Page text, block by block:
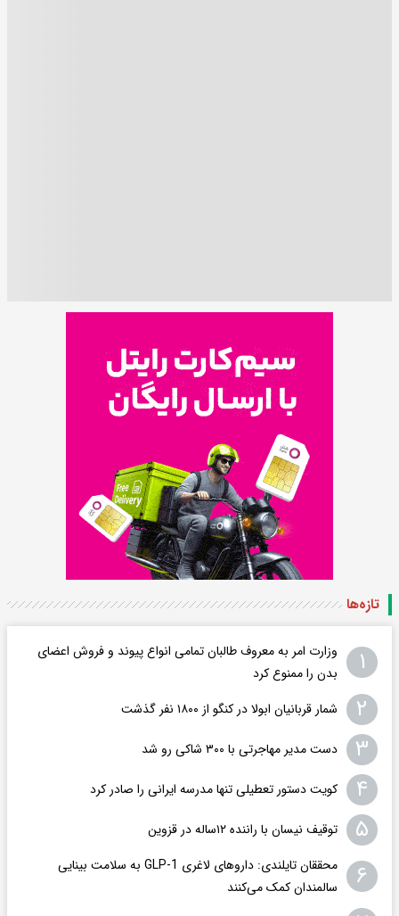
تازه‌ها
۱
وزارت امر به معروف طالبان تمامی انواع پیوند و فروش اعضای
بدن را ممنوع کرد
۲ شمار قربانیان ابولا در کنگو از ۱۸۰۰ نفر گذشت
۳ دست مدیر مهاجرتی با ۳۰۰ شاکی رو شد
۴ کویت دستور تعطیلی تنها مدرسه ایرانی را صادر کرد
۵ توقیف نیسان با راننده ۱۲ساله در قزوین
۶
محققان تایلندی: داروهای لاغری GLP-1 به سلامت بینایی
سالمندان کمک می‌کنند